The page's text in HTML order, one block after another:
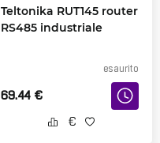
Teltonika RUT145 router
RS485 industriale
esaurito
69.44 €